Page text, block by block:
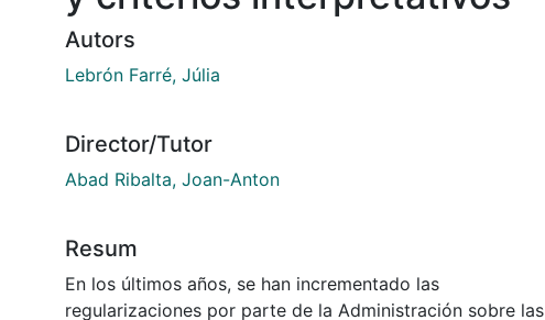
Autors
Lebrón Farré, Júlia
Director/Tutor
Abad Ribalta, Joan-Anton
Resum
En los últimos años, se han incrementado las
regularizaciones por parte de la Administración sobre las